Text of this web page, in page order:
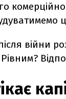
війни